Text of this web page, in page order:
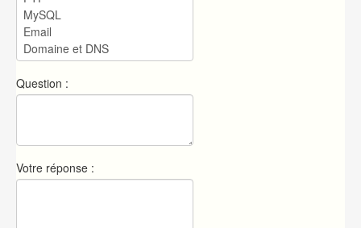
Question :
Votre réponse :